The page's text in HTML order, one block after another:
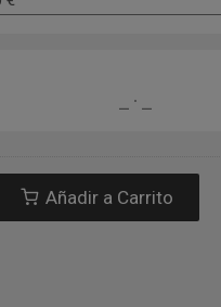
Añadir a Carrito